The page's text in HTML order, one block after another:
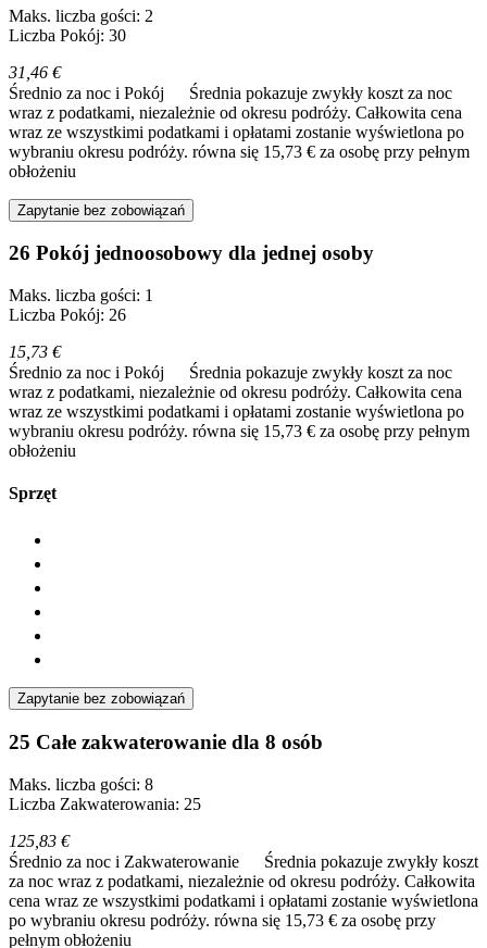
Maks. liczba gości: 2
Liczba Pokój: 30
31,46 €
Średnio za noc i Pokój
Średnia pokazuje zwykły koszt za noc
wraz z podatkami, niezależnie od okresu podróży. Całkowita cena
wraz ze wszystkimi podatkami i opłatami zostanie wyświetlona po
wybraniu okresu podróży. równa się 15,73 € za osobę przy pełnym
obłożeniu
Zapytanie bez zobowiązań
26 Pokój jednoosobowy dla jednej osoby
Maks. liczba gości: 1
Liczba Pokój: 26
15,73 €
Średnio za noc i Pokój
Średnia pokazuje zwykły koszt za noc
wraz z podatkami, niezależnie od okresu podróży. Całkowita cena
wraz ze wszystkimi podatkami i opłatami zostanie wyświetlona po
wybraniu okresu podróży. równa się 15,73 € za osobę przy pełnym
obłożeniu
Sprzęt
Zapytanie bez zobowiązań
25 Całe zakwaterowanie dla 8 osób
Maks. liczba gości: 8
Liczba Zakwaterowania: 25
125,83 €
Średnio za noc i Zakwaterowanie
Średnia pokazuje zwykły koszt
za noc wraz z podatkami, niezależnie od okresu podróży. Całkowita
cena wraz ze wszystkimi podatkami i opłatami zostanie wyświetlona
po wybraniu okresu podróży. równa się 15,73 € za osobę przy
pełnym obłożeniu